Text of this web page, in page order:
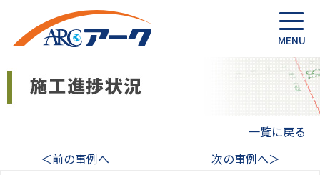
一覧に戻る
＜前の事例へ
次の事例へ＞